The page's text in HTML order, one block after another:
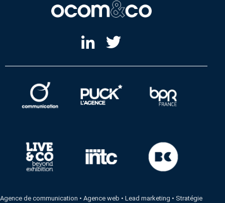
Agence de communication •Agence web •Lead marketing • Stratégie